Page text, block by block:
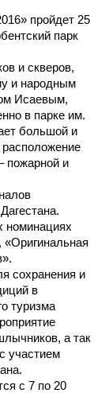
пройдет 25
парк
и скверов,
и народным
Исаевым,
в парке им.
большой и
расположение
пожарной и
номинациях
сохранения и
в
туризма
а так
участием
с 7 по 20